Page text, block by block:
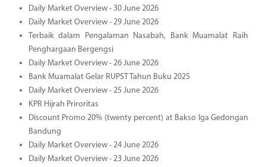
Daily Market Overview - 30 June 2026
Daily Market Overview - 29 June 2026
Terbaik dalam Pengalaman Nasabah, Bank Muamalat Raih
Penghargaan Bergengsi
Daily Market Overview - 26 June 2026
Bank Muamalat Gelar RUPST Tahun Buku 2025
Daily Market Overview - 25 June 2026
KPR Hijrah Priroritas
Discount Promo 20% (twenty percent) at Bakso Iga Gedongan
Bandung
Daily Market Overview - 24 June 2026
Daily Market Overview - 23 June 2026